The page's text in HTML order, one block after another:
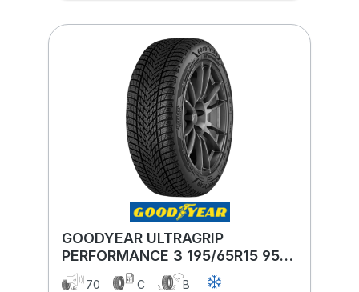
GOODYEAR ULTRAGRIP
PERFORMANCE 3 195/65R15 95T
XL BSW
70 C
B